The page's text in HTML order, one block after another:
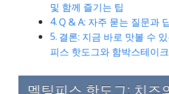
및 함께 즐기는 팁
Q & A: 자주 묻는 질문과
결론: 지금 바로 맛볼 수
피스 핫도그와 함박스테이크
멜팅피스 핫도그: 치즈